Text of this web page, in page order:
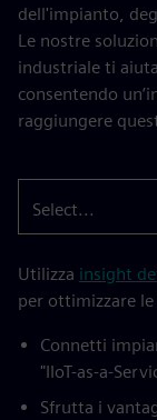
dell'impianto,
Le nostre
industriale ti
consentendo
raggiungere
Select...
Utilizza insight
per ottimizzare
Connetti
"IIoT-as-a-
Sfrutta i